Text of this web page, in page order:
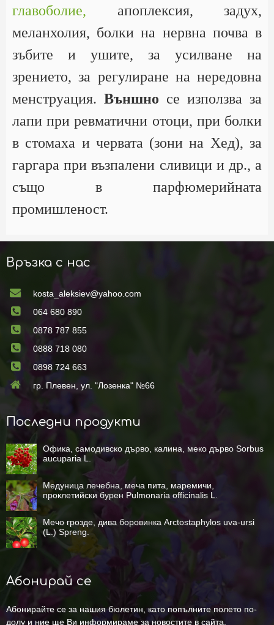
главоболие, апоплексия, задух,
меланхолия, болки на нервна почва в
зъбите и ушите, за усилване на
зрението, за регулиране на нередовна
менструация. Външно се използва за
лапи при ревматични отоци, при болки
в стомаха и червата (зони на Хед), за
гаргара при възпалени сливици и др., а
също в парфюмерийната
промишленост.
Връзка с нас
kosta_aleksiev@yahoo.com
064 680 890
0878 787 855
0888 718 080
0898 724 663
гр. Плевен, ул. "Лозенка" №66
Последни продукти
Офика, самодивско дърво, калина, меко дърво Sorbus
aucuparia L.
Медуница лечебна, меча пита, маремичи,
проклетийски бурен Pulmonaria officinalis L.
Мечо грозде, дива боровинка Arctostaphylos uva-ursi
(L.) Spreng.
Абонирай се
Абонирайте се за нашия бюлетин, като попълните полето по-
долу и ние ще Ви информираме за новостите в сайта.